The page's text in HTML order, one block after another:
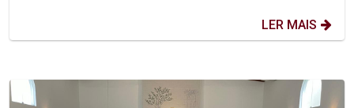
LER MAIS